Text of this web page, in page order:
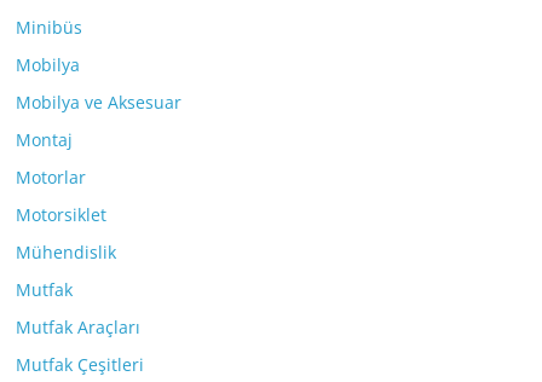
Minibüs
Mobilya
Mobilya ve Aksesuar
Montaj
Motorlar
Motorsiklet
Mühendislik
Mutfak
Mutfak Araçları
Mutfak Çeşitleri